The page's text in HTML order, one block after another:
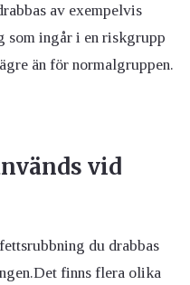
av exempelvis
ingår i en riskgrupp
än för normalgruppen.
vid
du drabbas
finns flera olika